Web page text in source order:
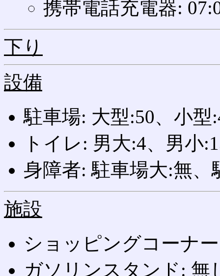
携帯電話充電器:
下り
設備
駐車場: 大型:50、小
トイレ: 男大:4、男小
身障者: 駐車場大:無
施設
ショッピングコーナ
ガソリンスタンド: 無